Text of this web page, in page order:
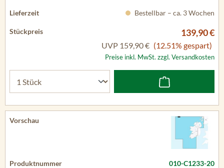
Bestellbar – ca. 3 Wochen
139,90 €
UVP 159,90 € (12.51% gespart)
Preise inkl. MwSt. zzgl. Versandkosten
010-C1233-20